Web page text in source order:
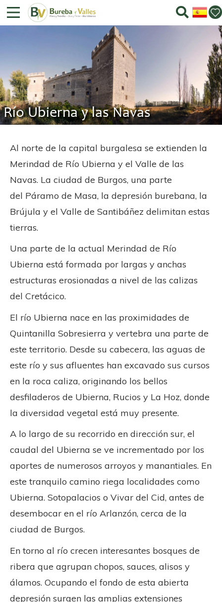
Río Ubierna y las Navas
Al norte de la capital burgalesa se extienden la
Merindad de Río Ubierna y el Valle de las
Navas. La ciudad de Burgos, una parte
del Páramo de Masa, la depresión burebana, la
Brújula y el Valle de Santibáñez delimitan estas
tierras.
Una parte de la actual Merindad de Río
Ubierna está formada por largas y anchas
estructuras erosionadas a nivel de las calizas
del Cretácico.
El río Ubierna nace en las proximidades de
Quintanilla Sobresierra y vertebra una parte de
este territorio. Desde su cabecera, las aguas de
este río y sus afluentes han excavado sus cursos
en la roca caliza, originando los bellos
desfiladeros de Ubierna, Rucios y La Hoz, donde
la diversidad vegetal está muy presente.
A lo largo de su recorrido en dirección sur, el
caudal del Ubierna se ve incrementado por los
aportes de numerosos arroyos y manantiales. En
este tranquilo camino riega localidades como
Ubierna. Sotopalacios o Vivar del Cid, antes de
desembocar en el río Arlanzón, cerca de la
ciudad de Burgos.
En torno al río crecen interesantes bosques de
ribera que agrupan chopos, sauces, alisos y
álamos. Ocupando el fondo de esta abierta
depresión surgen las amplias extensiones